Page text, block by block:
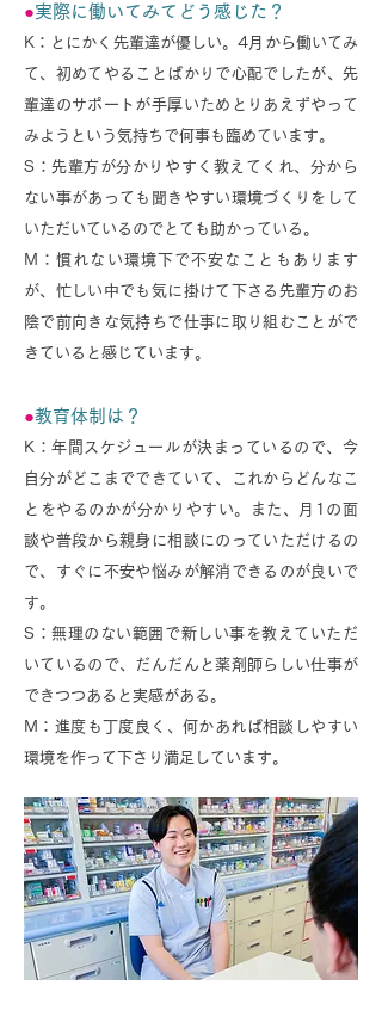
●実際に働いてみてどう感じた？
K：とにかく先輩達が優しい。4月から働いてみ
て、初めてやることばかりで心配でしたが、先
輩達のサポートが手厚いためとりあえずやって
みようという気持ちで何事も臨めています。
S：先輩方が分かりやすく教えてくれ、分から
ない事があっても聞きやすい環境づくりをして
いただいているのでとても助かっている。
M：慣れない環境下で不安なこと もあります
が、忙しい中でも気に掛けて下さる先輩方のお
陰で前向きな気持ちで仕事に取り組むことがで
きていると感じています。
●教育体制は？
K：年間スケジュールが決まっているので、今
自分がどこまでできていて、これからどんなこ
とをやるのかが分かりやすい。また、月1の面
談や普段から親身に相談にのっていただけるの
で、すぐに不安や悩みが解消できるのが良いで
す。
S：無理のない範囲で新しい事を教えていただ
いているので、だんだんと薬剤師らしい仕事が
できつつあると実感がある。
M：進度も丁度良く、何かあれば相談しやすい
環境を作って下さり満足しています。